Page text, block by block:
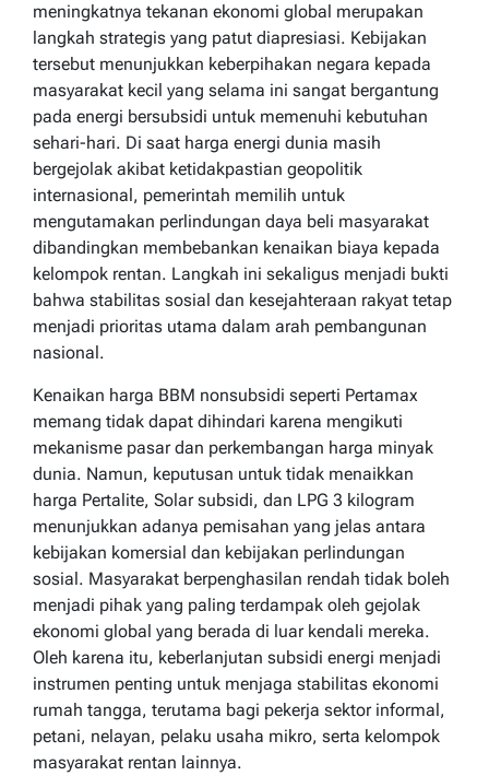
meningkatnya tekanan ekonomi global merupakan
langkah strategis yang patut diapresiasi. Kebijakan
tersebut menunjukkan keberpihakan negara kepada
masyarakat kecil yang selama ini sangat bergantung
pada energi bersubsidi untuk memenuhi kebutuhan
sehari-hari. Di saat harga energi dunia masih
bergejolak akibat ketidakpastian geopolitik
internasional, pemerintah memilih untuk
mengutamakan perlindungan daya beli masyarakat
dibandingkan membebankan kenaikan biaya kepada
kelompok rentan. Langkah ini sekaligus menjadi bukti
bahwa stabilitas sosial dan kesejahteraan rakyat tetap
menjadi prioritas utama dalam arah pembangunan
nasional.
Kenaikan harga BBM nonsubsidi seperti Pertamax
memang tidak dapat dihindari karena mengikuti
mekanisme pasar dan perkembangan harga minyak
dunia. Namun, keputusan untuk tidak menaikkan
harga Pertalite, Solar subsidi, dan LPG 3 kilogram
menunjukkan adanya pemisahan yang jelas antara
kebijakan komersial dan kebijakan perlindungan
sosial. Masyarakat berpenghasilan rendah tidak boleh
menjadi pihak yang paling terdampak oleh gejolak
ekonomi global yang berada di luar kendali mereka.
Oleh karena itu, keberlanjutan subsidi energi menjadi
instrumen penting untuk menjaga stabilitas ekonomi
rumah tangga, terutama bagi pekerja sektor informal,
petani, nelayan, pelaku usaha mikro, serta kelompok
masyarakat rentan lainnya.